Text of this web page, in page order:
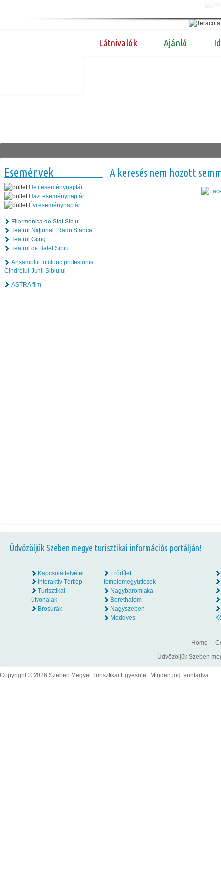
Látnivalók Ajánló
Események
Heti eseménynaptár
Havi eseménynaptár
Évi eseménynaptár
Filarmonica de Stat Sibiu
Teatrul Naţional „Radu Stanca”
Teatrul Gong
Teatrul de Balet Sibiu
Ansamblul folcloric profesionist
Cindrelul-Junii Sibiului
ASTRA film
A keresés nem hozott
Üdvözöljük Szeben megye turisztikai információs portálján!
Kapcsolatfelvétel
Interaktív Térkép
Turisztikai
útvonalak
Brosúrák
Erődített
templomegyüttesek
Nagybaromlaka
Berethalom
Nagyszeben
Medgyes
Home
Üdvözöljük Szeben
Copyright © 2026 Szeben Megyei Turisztikai Egyesület. Minden jog fenntartva.